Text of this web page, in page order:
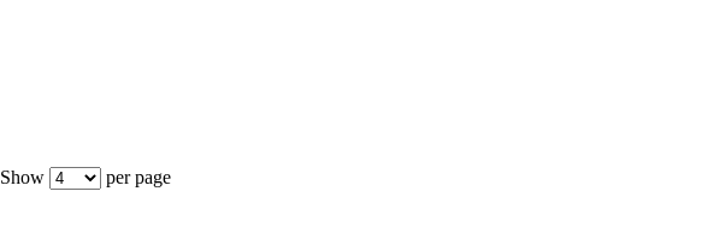
Show
per page